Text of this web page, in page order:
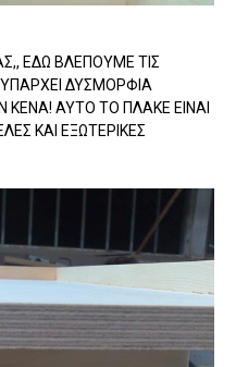
ΕΔΩ ΒΛΕΠΟΥΜΕ ΤΙΣ
ΔΥΣΜΟΡΦΙΑ
ΑΥΤΟ ΤΟ ΠΛΑΚΕ ΕΙΝΑΙ
ΚΑΙ ΕΞΩΤΕΡΙΚΕΣ